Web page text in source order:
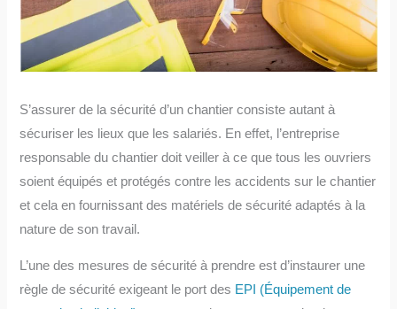
S’assurer de la sécurité d’un chantier consiste autant à
sécuriser les lieux que les salariés. En effet, l’entreprise
responsable du chantier doit veiller à ce que tous les ouvriers
soient équipés et protégés contre les accidents sur le chantier
et cela en fournissant des matériels de sécurité adaptés à la
nature de son travail.
L’une des mesures de sécurité à prendre est d’instaurer une
règle de sécurité exigeant le port des EPI (Équipement de